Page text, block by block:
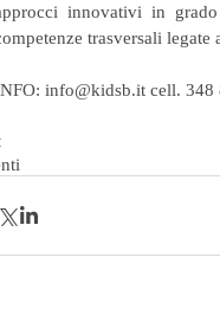
innovativi in
trasversali
info@kidsb.it cell. 348